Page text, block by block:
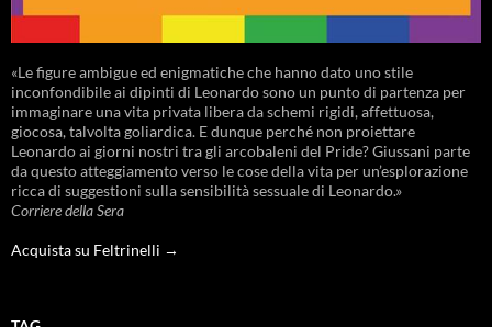
«Le figure ambigue ed enigmatiche che hanno dato uno stile
inconfondibile ai dipinti di Leonardo sono un punto di partenza per
immaginare una vita privata libera da schemi rigidi, affettuosa,
giocosa, talvolta goliardica. E dunque perché non proiettare
Leonardo ai giorni nostri tra gli arcobaleni del Pride? Giussani parte
da questo atteggiamento verso le cose della vita per un’esplorazione
ricca di suggestioni sulla sensibilità sessuale di Leonardo.»
Corriere della Sera
Acquista su Feltrinelli →